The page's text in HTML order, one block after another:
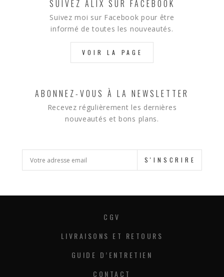
SUIVEZ ALIX SUR FACEBOOK
Suivez moi sur Facebook pour être
informé de toutes les nouveautés.
VOIR LA PAGE
ABONNEZ-VOUS À LA NEWSLETTER
Recevez régulièrement les dernières
nouveautés et bons plans.
S'INSCRIRE
CGV
LIVRAISONS ET RETOURS
GUIDE D’ENTRETIEN
CONTACT